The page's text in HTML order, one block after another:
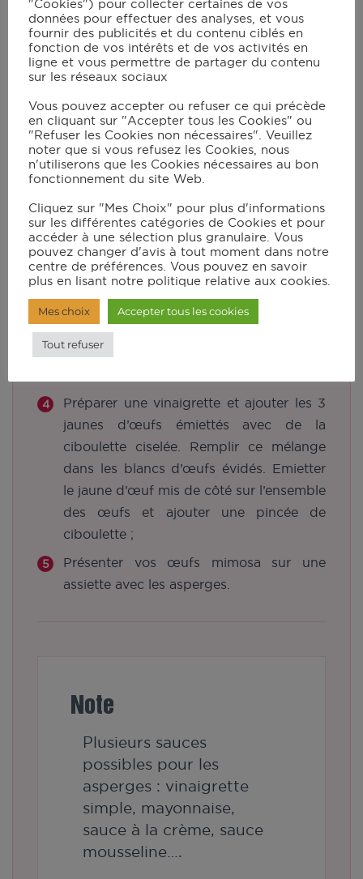
Instructions
Laver les asperges, couper la partie dure
du pied et les éplucher. Les badigeonner
ensuite d’huile d’olive ;
Faire cuire en mode « Manuel »/230°C
le grill XL) pendant env. 10 min suivant
les goûts (al dente ou plutôt fondant) ;
Pendant ce temps, faire cuire les œufs (à
dur) pendant 9 min. Puis les passer à
l’eau froide, les écaler et les couper en
deux dans le sens de la longueur. Une
fois ouverts, séparer les blancs des
Préparer une vinaigrette et ajouter les 3
jaunes d’œufs émiettés avec de la
ciboulette ciselée. Remplir ce mélange
dans les blancs d’œufs évidés. Emietter
le jaune d’œuf mis de côté sur l’ensemble
des œufs et ajouter une pincée de
ciboulette ;
Présenter vos œufs mimosa sur une
assiette avec les asperges.
Note
Plusieurs sauces
possibles pour les
asperges : vinaigrette
simple, mayonnaise,
sauce à la crème, sauce
mousseline….
"Cookies") pour collecter certaines de vos
données pour effectuer des analyses, et vous
fournir des publicités et du contenu ciblés en
fonction de vos intérêts et de vos activités en
ligne et vous permettre de partager du contenu
sur les réseaux sociaux
Vous pouvez accepter ou refuser ce qui précède
en cliquant sur "Accepter tous les Cookies" ou
"Refuser les Cookies non nécessaires". Veuillez
noter que si vous refusez les Cookies, nous
n'utiliserons que les Cookies nécessaires au bon
fonctionnement du site Web.
Cliquez sur "Mes Choix" pour plus d'informations
sur les différentes catégories de Cookies et pour
accéder à une sélection plus granulaire. Vous
pouvez changer d'avis à tout moment dans notre
centre de préférences. Vous pouvez en savoir
plus en lisant notre politique relative aux cookies.
Mes choix Accepter tous les cookies
Tout refuser